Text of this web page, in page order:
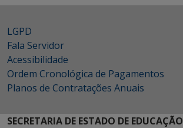
LGPD
Fala Servidor
Acessibilidade
Ordem Cronológica de Pagamentos
Planos de Contratações Anuais
SECRETARIA DE ESTADO DE EDUCAÇÃO